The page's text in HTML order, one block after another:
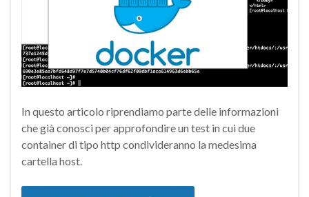
In questo articolo riprendiamo parte delle informazioni
che già conosci per approfondire un test in cui due
container di tipo http condivideranno la medesima
cartella host.